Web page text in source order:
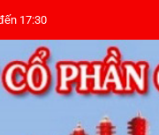
17:30